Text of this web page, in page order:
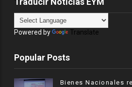
Powered by Translate
Popular Posts
Bienes Nacionales